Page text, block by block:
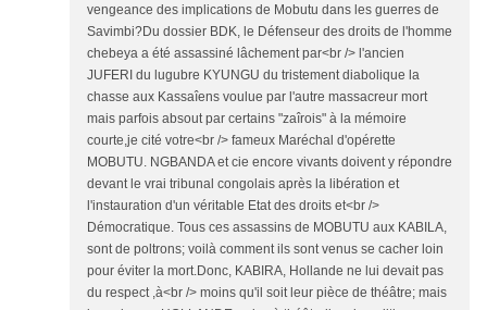
vengeance des implications de Mobutu dans les guerres de
Savimbi?Du dossier BDK, le Défenseur des droits de l'homme
chebeya a été assassiné lâchement par<br /> l'ancien
JUFERI du lugubre KYUNGU du tristement diabolique la
chasse aux Kassaîens voulue par l'autre massacreur mort
mais parfois absout par certains "zaîrois" à la mémoire
courte,je cité votre<br /> fameux Maréchal d'opérette
MOBUTU. NGBANDA et cie encore vivants doivent y répondre
devant le vrai tribunal congolais après la libération et
l'instauration d'un véritable Etat des droits et<br />
Démocratique. Tous ces assassins de MOBUTU aux KABILA,
sont de poltrons; voilà comment ils sont venus se cacher loin
pour éviter la mort.Donc, KABIRA, Hollande ne lui devait pas
du respect ,à<br /> moins qu'il soit leur pièce de théâtre; mais